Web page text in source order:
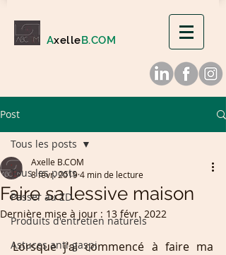
AxelleB.COM
Post
Tous les posts
Passer au ZD
Produits d'entretien naturels
Astuces anti-gaspi
Tous les posts
Faire sa lessive maison
Axelle B.COM
8 févr. 20194 min de lecture
Dernière mise à jour : 13 févr. 2022
Lorsque j'ai commencé à faire ma